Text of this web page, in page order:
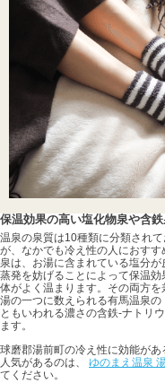
保温効果の高い塩化物泉や含
温泉の泉質は10種類に分類され
が、なかでも冷え性の人におす
泉は、お湯に含まれている塩分
蒸発を妨げることによって保温
体がよく温まります。その両方
湯の一つに数えられる有馬温泉の
ともいわれる濃さの含鉄-ナトリ
ます。
球磨郡湯前町の冷え性に効能が
人気があるのは、 ゆのまえ温泉
てください。